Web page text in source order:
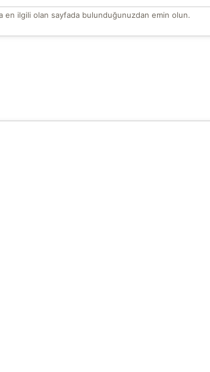
en ilgili olan sayfada bulunduğunuzdan emin olun.